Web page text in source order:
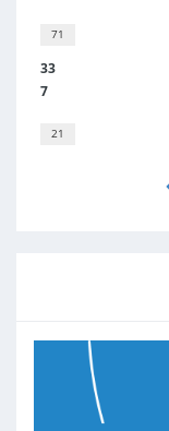
71
33
7
21